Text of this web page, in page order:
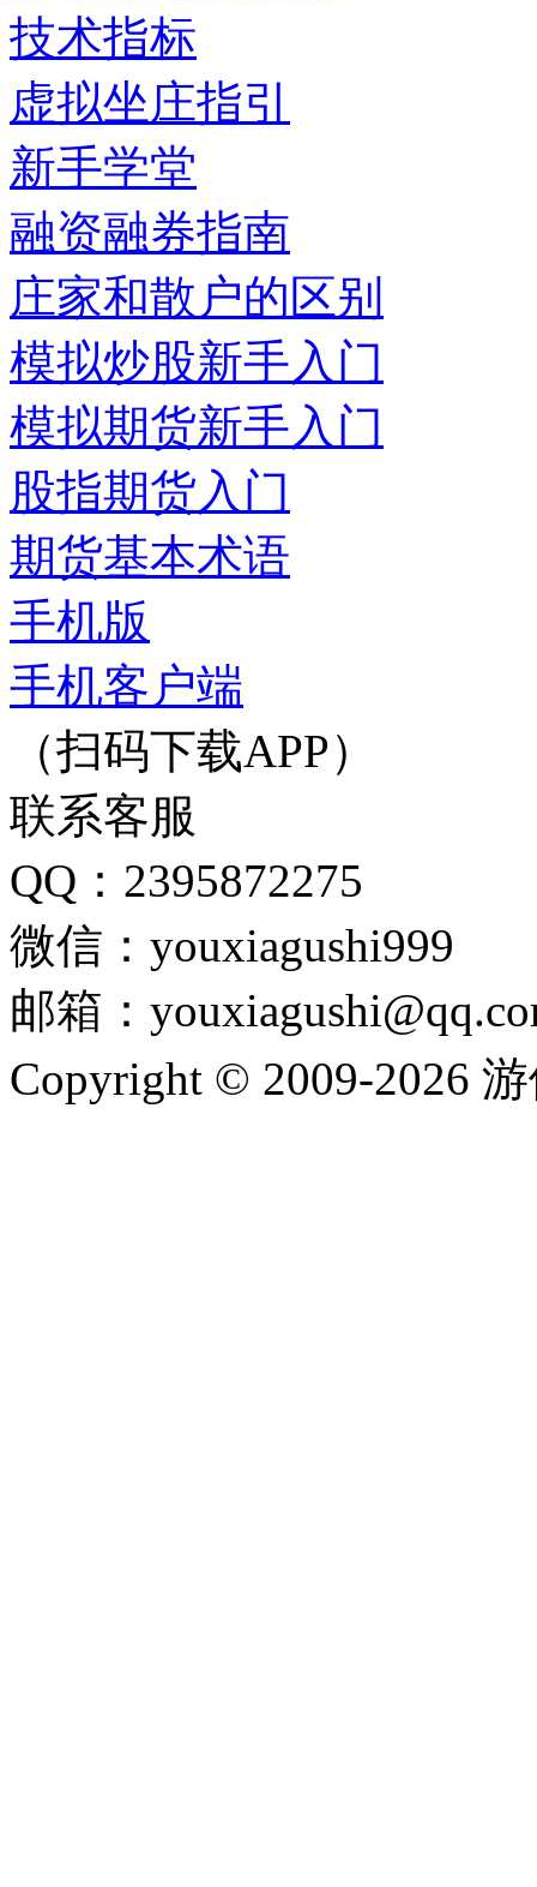
技术指标
虚拟坐庄指引
新手学堂
融资融券指南
庄家和散户的区别
模拟炒股新手入门
模拟期货新手入门
股指期货入门
期货基本术语
手机版
手机客户端
（扫码下载APP）
联系客服
QQ：2395872275
微信：youxiagushi999
邮箱：
Copyright © 2009-2026